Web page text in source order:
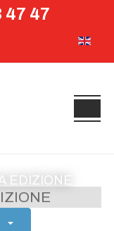
47 47
EDIZIONE